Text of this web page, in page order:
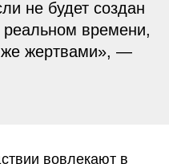
не будет создан
времени,
же жертвами», —
вовлекают в